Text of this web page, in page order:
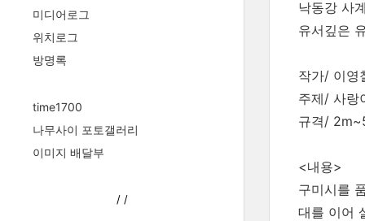
미디어로그
위치로그
방명록
time1700
나무사이 포토갤러리
이미지 배달부
/ /
낙동강 사
유서깊은
작가/ 이영
주제/ 사랑
규격/
<내용>
구미시를
대를 이어